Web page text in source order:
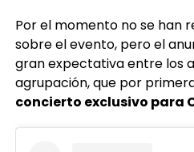
Por el momento no se han
sobre el evento, pero el
gran expectativa entre los
agrupación, que por
concierto exclusivo para